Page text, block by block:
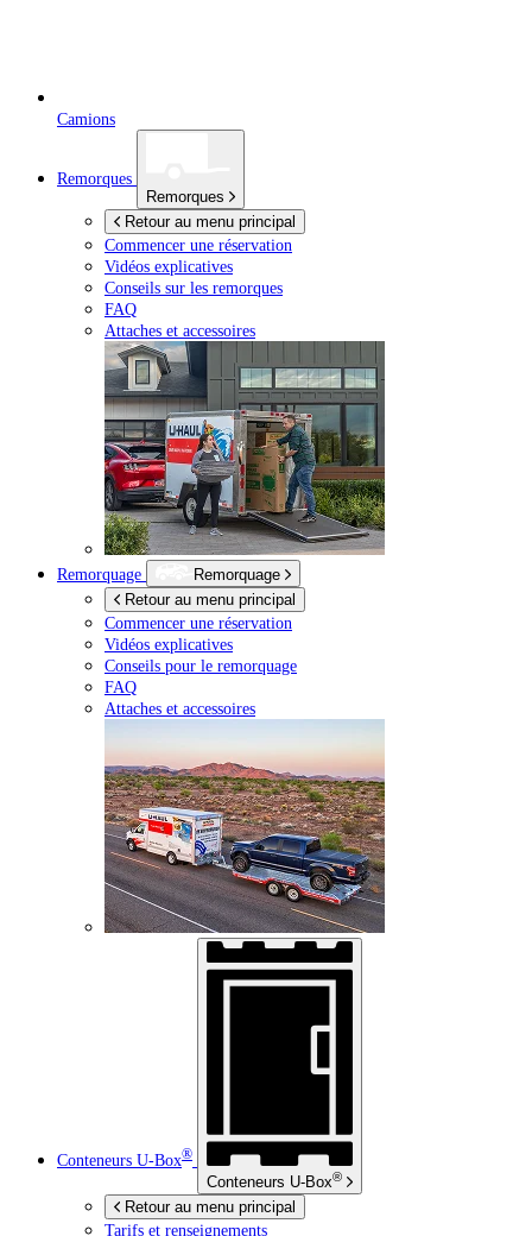
Camions
Remorques
Remorques
Retour au menu principal
Commencer une réservation
Vidéos explicatives
Conseils sur les remorques
FAQ
Attaches et accessoires
Remorquage
Remorquage
Retour au menu principal
Commencer une réservation
Vidéos explicatives
Conseils pour le remorquage
FAQ
Attaches et accessoires
Conteneurs U-Box®
Conteneurs U-Box®
Retour au menu principal
Tarifs et renseignements